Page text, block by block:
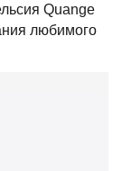
Quange
любимого